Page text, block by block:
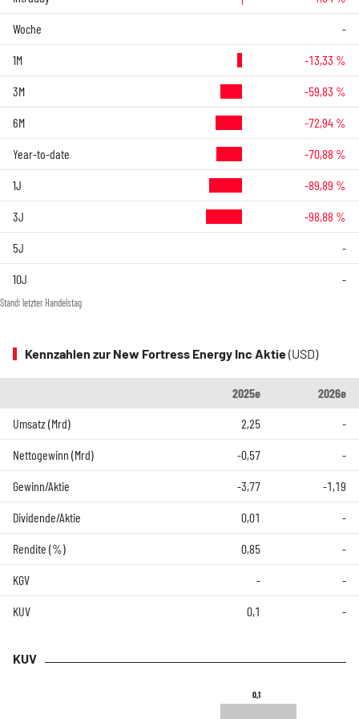
Woche -
1M -13,33 %
3M -59,83 %
6M -72,94 %
Year-to-date -70,88 %
1J -89,89 %
3J -98,88 %
5J -
10J -
Stand: letzter Handelstag
Kennzahlen zur New Fortress Energy Inc Aktie(USD)
2025e
2026e
Umsatz (Mrd)
2,25 -
Nettogewinn (Mrd) -0,57 -
Gewinn/Aktie -3,77 -1,19
Dividende/Aktie 0,01 -
Rendite (%) 0,85 -
KGV - -
KUV 0,1 -
KUV
0,1
0,1